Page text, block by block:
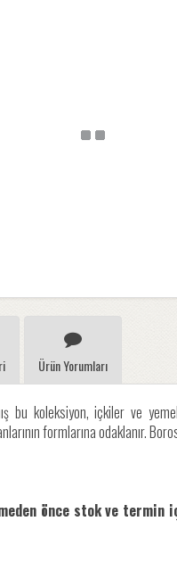
Ürün Yorumları
bu koleksiyon, içkiler ve
formlarına odaklanır.
önce stok ve termin